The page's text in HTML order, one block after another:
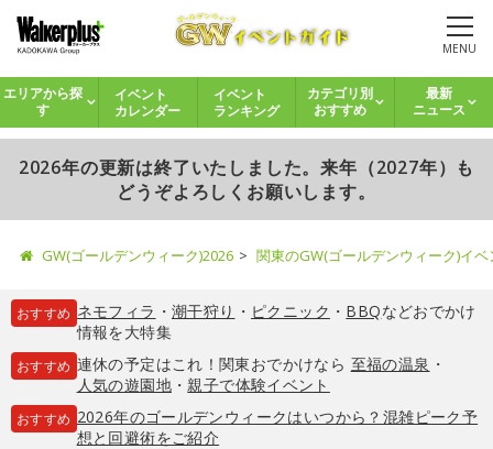
MENU
エリアから探
す
イベント
カレンダー
イベント
ランキング
カテゴリ別
おすすめ
最新
ニュース
2026年の更新は終了いたしました。来年（2027年）も
どうぞよろしくお願いします。
GW(ゴールデンウィーク)2026 関東のGW(ゴールデンウィーク)イ
おすすめ ネモフィラ ・ 潮干狩り ・ ピクニック ・ BBQなどおでかけ
情報を大特集
おすすめ 連休の予定はこれ！関東おでかけなら 至福の温泉 ・
人気の遊園地・親子で体験イベント
おすすめ 2026年のゴールデンウィークはいつから？混雑ピーク予
想と回避術をご紹介